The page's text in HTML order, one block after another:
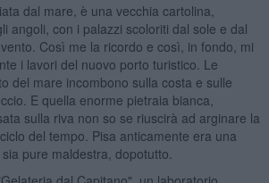
dal mare, è una vecchia cartolina,
angoli, con i palazzi scoloriti dal sole e dal
Così me la ricordo e così, in fondo, mi
i lavori del nuovo porto turistico. Le
del mare incombono sulla costa e sulle
E quella enorme pietraia bianca,
sulla riva non so se riuscirà ad arginare la
del tempo. Pisa anticamente era una
pure maldestra, dopotutto.